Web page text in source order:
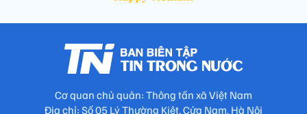
Cơ quan chủ quản: Thông tấn xã Việt Nam
Địa chỉ: Số 05 Lý Thường Kiệt, Cửa Nam, Hà Nội